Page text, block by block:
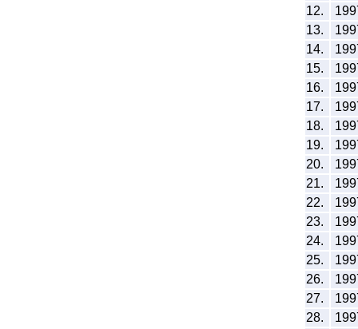
12.
13.
14.
15.
16.
17.
18.
19.
20.
21.
22.
23.
24.
25.
26.
27.
28.